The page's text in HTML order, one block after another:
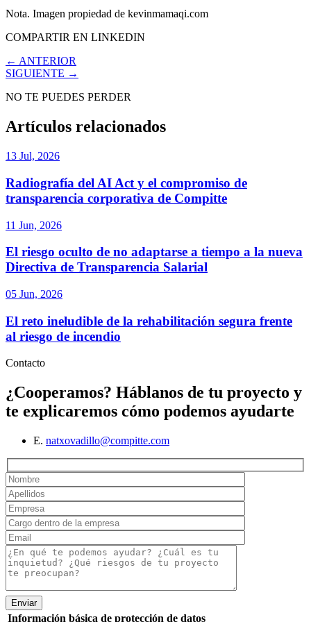
Nota. Imagen propiedad de kevinmamaqi.com
COMPARTIR EN LINKEDIN
← ANTERIOR
SIGUIENTE →
NO TE PUEDES PERDER
Artículos relacionados
13 Jul, 2026
Radiografía del AI Act y el compromiso de
transparencia corporativa de Compitte
11 Jun, 2026
El riesgo oculto de no adaptarse a tiempo a la nueva
Directiva de Transparencia Salarial
05 Jun, 2026
El reto ineludible de la rehabilitación segura frente
al riesgo de incendio
Contacto
¿Cooperamos? Háblanos de tu proyecto y
te explicaremos cómo podemos ayudarte
E. natxovadillo@compitte.com
Enviar
Información básica de protección de datos